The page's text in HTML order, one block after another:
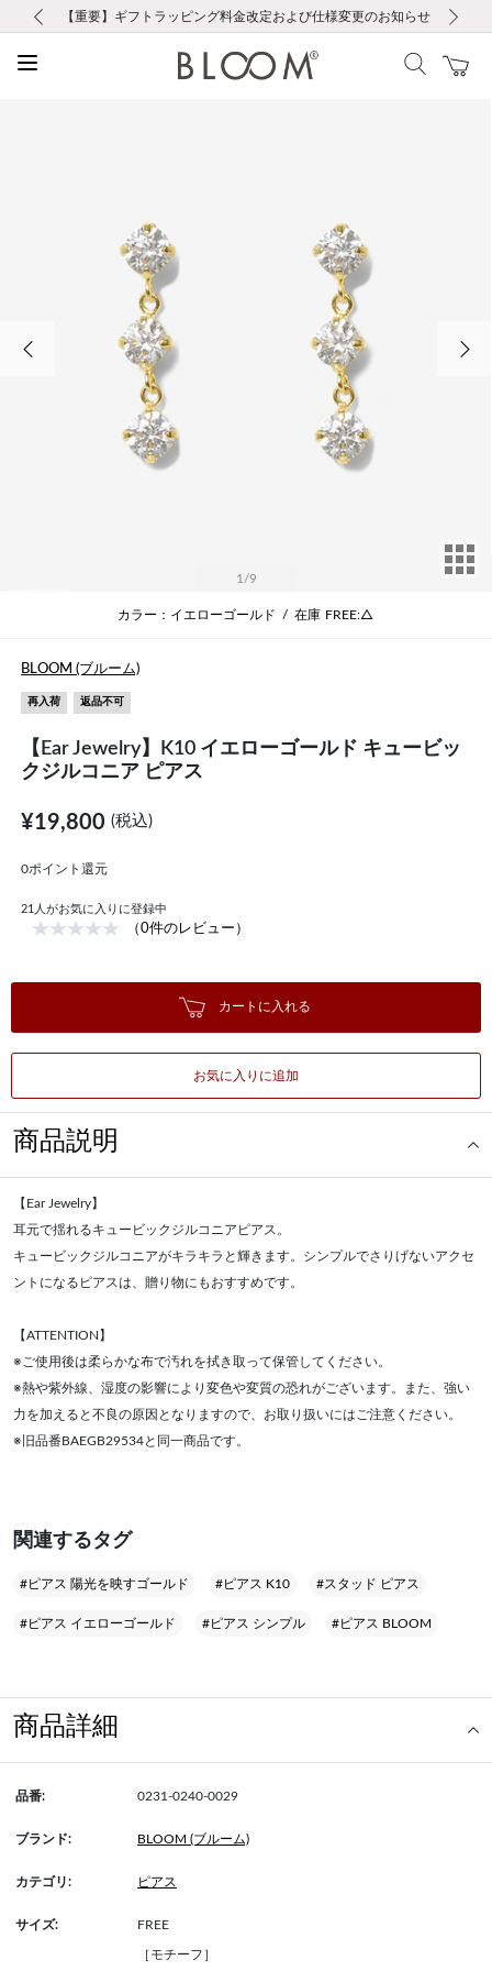
お修理・アフターサービスのご案内
【重要】令和８年熊本地震に伴う集配への影響について
【重要】ギフトラッピング料金改定および仕様変更のお知らせ
【重要】夏季休業の営業についてのご案内
税込5,500円以上で送料無料｜最短24時間以内に発送
新規会員登録で1000ポイントプレゼント！
新規LINE友だち登録で500円クーポンプレゼント
会員限定！レビュー投稿で100ポイントプレゼント
お修理・アフターサービスのご案内
【重要】令和８年熊本地震に伴う集配への影響について
1 /9
カラー：イエローゴールド / 在庫 FREE:△
BLOOM (ブルーム)
再入荷 返品不可
【Ear Jewelry】K10 イエローゴールド キュービッ
クジルコニア ピアス
¥19,800(税込)
0ポイント還元
21 人がお気に入りに登録中
（0件のレビュー）
カートに入れる
お気に入りに追加
商品説明
【Ear Jewelry】
耳元で揺れるキュービックジルコニアピアス。
キュービックジルコニアがキラキラと輝きます。シンプルでさりげないアクセ
ントになるピアスは、贈り物にもおすすめです。
【ATTENTION】
※ご使用後は柔らかな布で汚れを拭き取って保管してください。
※熱や紫外線、湿度の影響により変色や変質の恐れがございます。また、強い
力を加えると不良の原因となりますので、お取り扱いにはご注意ください。
※旧品番BAEGB29534と同一商品です。
関連するタグ
#ピアス 陽光を映すゴールド #ピアス K10 #スタッド ピアス
#ピアス イエローゴールド #ピアス シンプル #ピアス BLOOM
商品詳細
品番: 0231-0240-0029
ブランド: BLOOM (ブルーム)
カテゴリ: ピアス
サイズ: FREE
［モチーフ］